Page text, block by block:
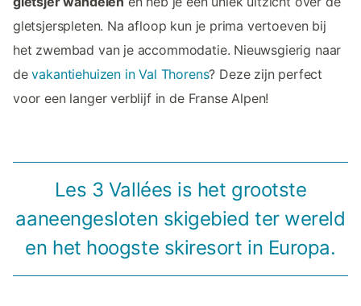
gletsjerspleten. Na afloop kun je prima vertoeven bij
het zwembad van je accommodatie. Nieuwsgierig naar
devakantiehuizen in Val Thorens? Deze zijn perfect
voor een langer verblijf in de Franse Alpen!
Les 3 Vallées is het grootste
aaneengesloten skigebied ter wereld
en het hoogste skiresort in Europa.